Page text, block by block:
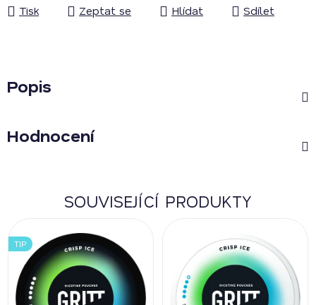
Tisk Zeptat se Hlídat Sdílet
Popis
Hodnocení
SOUVISEJÍCÍ PRODUKTY
TIP